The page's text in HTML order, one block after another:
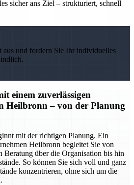
sicher ans Ziel – strukturiert, schnell
aus und fordern Sie Ihr individuelles
einem zuverlässigen
Heilbronn – von der Planung
mit der richtigen Planung. Ein
Heilbronn begleitet Sie von
Beratung über die Organisation bis hin
So können Sie sich voll und ganz
konzentrieren, ohne sich um die